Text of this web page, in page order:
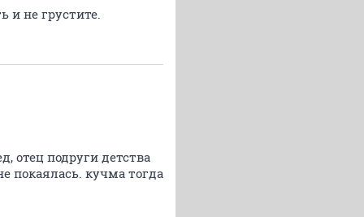
и не грустите.
отец подруги детства
покаялась. кучма тогда